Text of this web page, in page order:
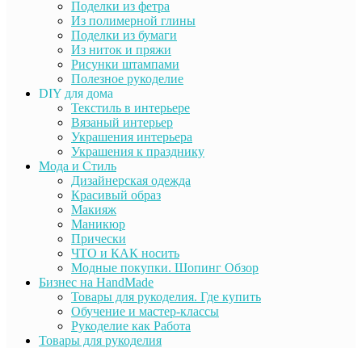
Поделки из фетра
Из полимерной глины
Поделки из бумаги
Из ниток и пряжи
Рисунки штампами
Полезное рукоделие
DIY для дома
Текстиль в интерьере
Вязаный интерьер
Украшения интерьера
Украшения к празднику
Мода и Стиль
Дизайнерская одежда
Красивый образ
Макияж
Маникюр
Прически
ЧТО и КАК носить
Модные покупки. Шопинг Обзор
Бизнес на HandMade
Товары для рукоделия. Где купить
Обучение и мастер-классы
Рукоделие как Работа
Товары для рукоделия